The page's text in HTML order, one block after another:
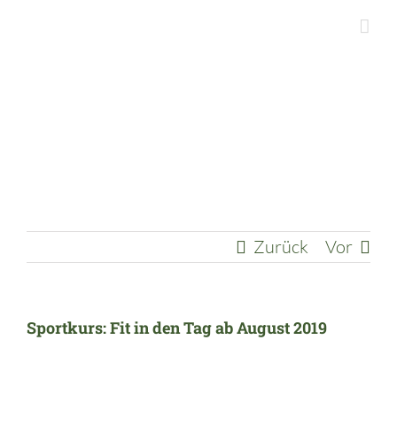
Zurück Vor
Sportkurs: Fit in den Tag ab August 2019